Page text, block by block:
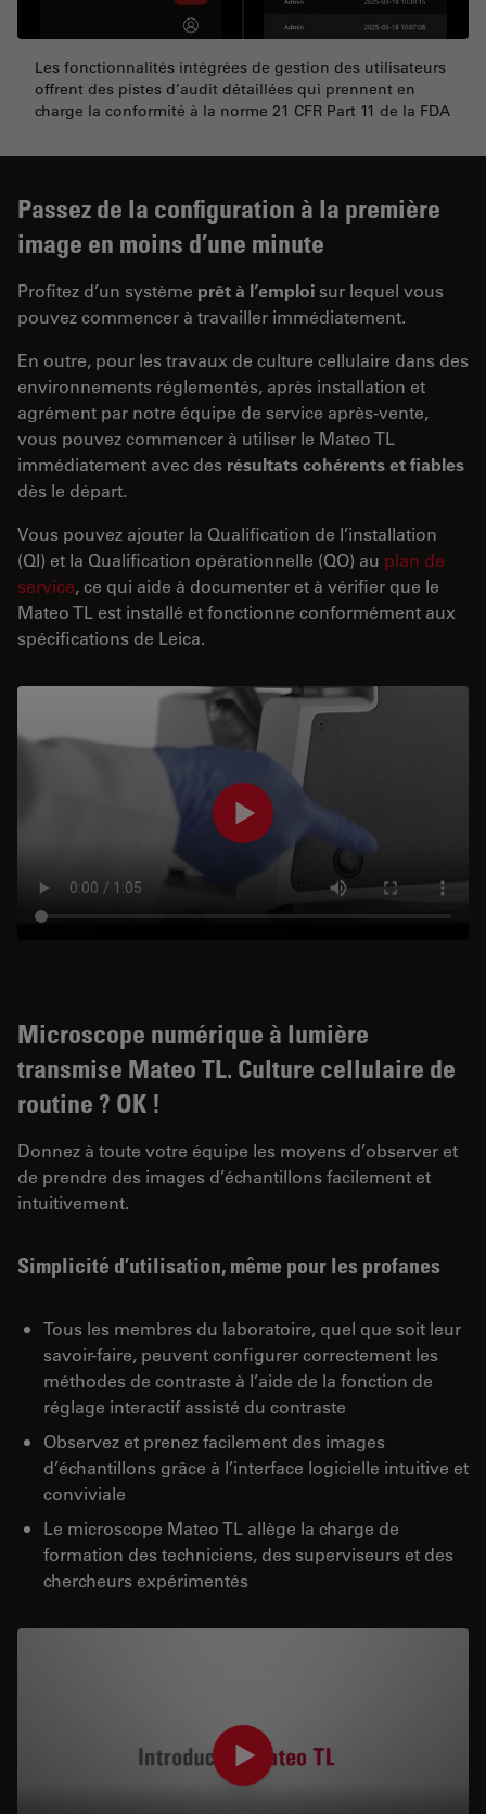
Les fonctionnalités intégrées de gestion des utilisateurs
offrent des pistes d’audit détaillées qui prennent en
charge la conformité à la norme 21 CFR Part 11 de la FDA
Passez de la configuration à la première
image en moins d’une minute
Profitez d’un système prêt à l’emploi sur lequel vous
pouvez commencer à travailler immédiatement.
En outre, pour les travaux de culture cellulaire dans des
environnements réglementés, après installation et
agrément par notre équipe de service après-vente,
vous pouvez commencer à utiliser le Mateo TL
immédiatement avec des résultats cohérents et fiables
dès le départ.
Vous pouvez ajouter la Qualification de l’installation
(QI) et la Qualification opérationnelle (QO) au plan de
service, ce qui aide à documenter et à vérifier que le
Mateo TL est installé et fonctionne conformément aux
spécifications de Leica.
Microscope numérique à lumière
transmise Mateo TL. Culture cellulaire de
routine ? OK !
Donnez à toute votre équipe les moyens d’observer et
de prendre des images d’échantillons facilement et
intuitivement.
Simplicité d’utilisation, même pour les profanes
Tous les membres du laboratoire, quel que soit leur
savoir-faire, peuvent configurer correctement les
méthodes de contraste à l’aide de la fonction de
réglage interactif assisté du contraste
Observez et prenez facilement des images
d’échantillons grâce à l’interface logicielle intuitive et
conviviale
Le microscope Mateo TL allège la charge de
formation des techniciens, des superviseurs et des
chercheurs expérimentés